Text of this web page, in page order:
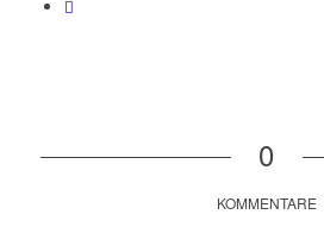
0
KOMMENTARE